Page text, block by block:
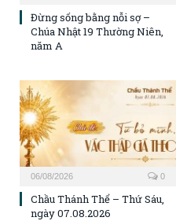
Đừng sống bằng nỗi sợ –
Chúa Nhật 19 Thường Niên,
năm A
06/08/2026 0
Chầu Thánh Thể – Thứ Sáu,
ngày 07.08.2026